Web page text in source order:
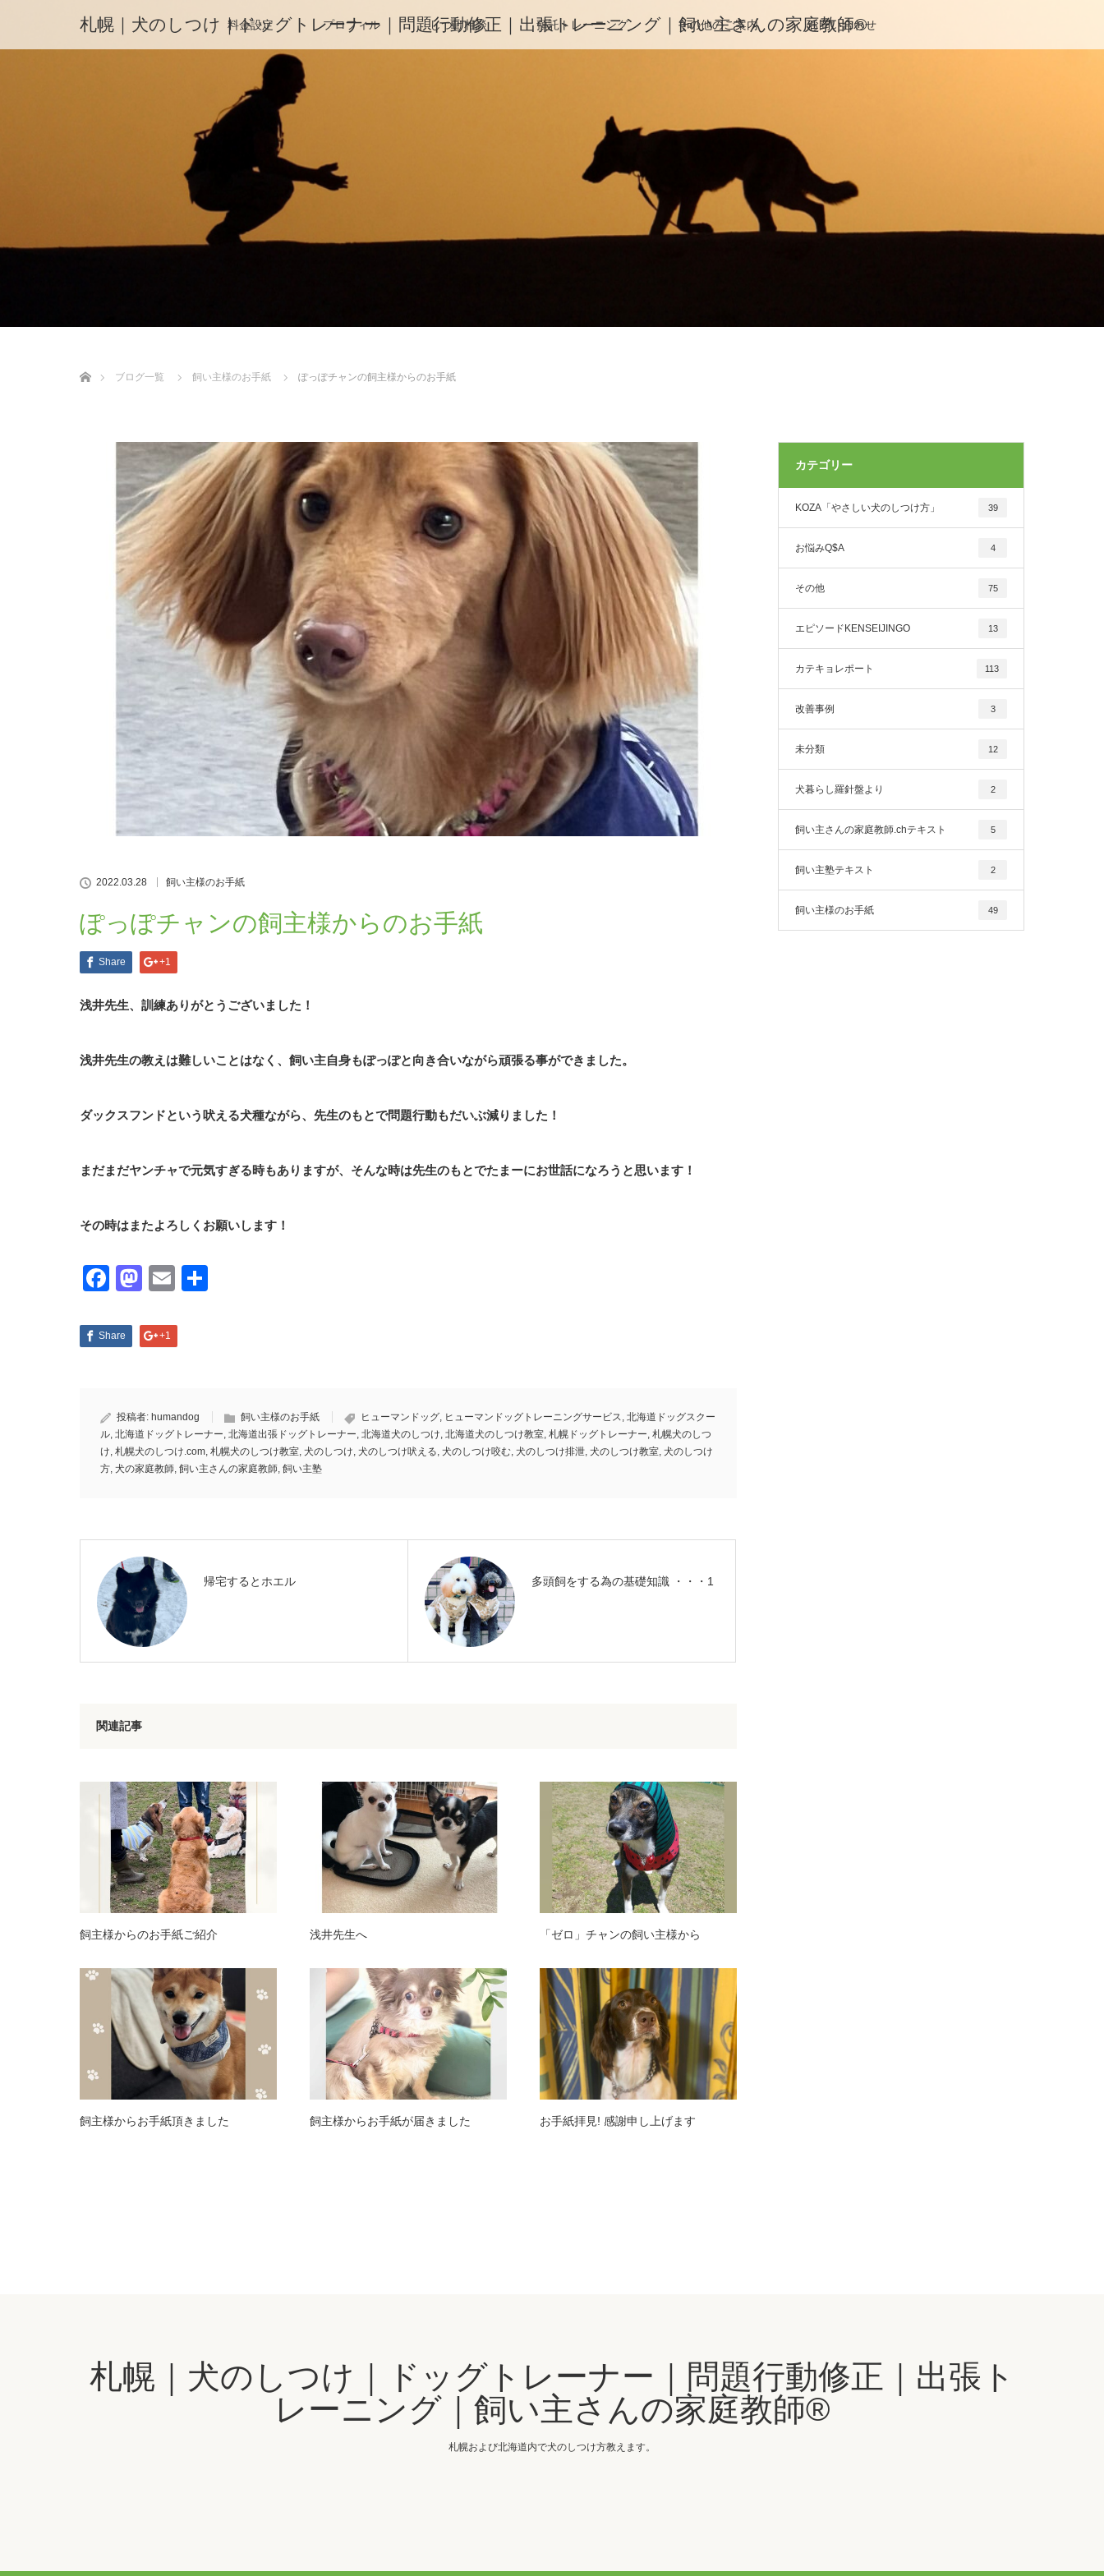
札幌｜犬のしつけ｜ドッグトレーナー｜問題行動修正｜出張トレーニング｜飼い主さんの家庭教師®️
料金設定 プロフィル しつけ相談 預託トレーニング その他のご案内 お問い合わせ
ブログ一覧
飼い主様のお手紙 ぽっぽチャンの飼主様からのお手紙
2022.03.28 飼い主様のお手紙
ぽっぽチャンの飼主様からのお手紙
Share +1
浅井先生、訓練ありがとうございました！
浅井先生の教えは難しいことはなく、飼い主自身もぽっぽと向き合いながら頑張る事ができました。
ダックスフンドという吠える犬種ながら、先生のもとで問題行動もだいぶ減りました！
まだまだヤンチャで元気すぎる時もありますが、そんな時は先生のもとでたまーにお世話になろうと思います！
その時はまたよろしくお願いします！
Facebook
Mastodon
Email
Share +1
投稿者: humandog 飼い主様のお手紙 ヒューマンドッグ, ヒューマンドッグトレーニングサービス, 北海道ドッグスクー
ル, 北海道ドッグトレーナー, 北海道出張ドッグトレーナー, 北海道犬のしつけ, 北海道犬のしつけ教室, 札幌ドッグトレーナー, 札幌犬のしつ
け, 札幌犬のしつけ.com, 札幌犬のしつけ教室, 犬のしつけ, 犬のしつけ吠える, 犬のしつけ咬む, 犬のしつけ排泄, 犬のしつけ教室, 犬のしつけ
方, 犬の家庭教師, 飼い主さんの家庭教師, 飼い主塾
帰宅するとホエル 多頭飼をする為の基礎知識 ・・・1
関連記事
飼主様からのお手紙ご紹介 浅井先生へ 「ゼロ」チャンの飼い主様から
飼主様からお手紙頂きました 飼主様からお手紙が届きました お手紙拝見! 感謝申し上げます
カテゴリー
KOZA「やさしい犬のしつけ方」 39
お悩みQ$A 4
その他 75
エピソードKENSEIJINGO 13
カテキョレポート 113
改善事例 3
未分類 12
犬暮らし羅針盤より 2
飼い主さんの家庭教師.chテキスト 5
飼い主塾テキスト 2
飼い主様のお手紙 49
札幌｜犬のしつけ｜ドッグトレーナー｜問題行動修正｜出張ト
レーニング｜飼い主さんの家庭教師®️
札幌および北海道内で犬のしつけ方教えます。